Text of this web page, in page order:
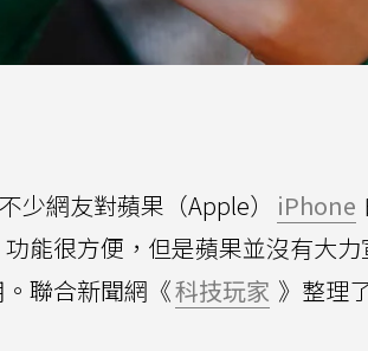
少網友對蘋果（Apple） iPhone
能很方便，但是蘋果並沒有大
聯合新聞網《科技玩家 》整理